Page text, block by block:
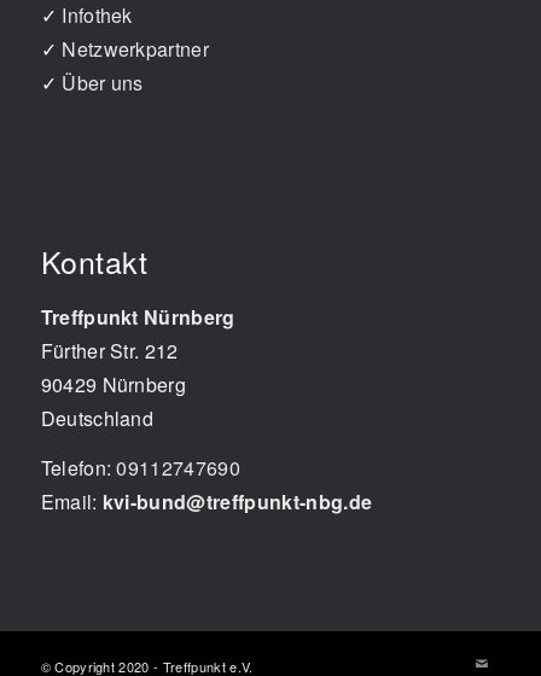
✓ Infothek
✓ Netzwerkpartner
✓ Über uns
Kontakt
Treffpunkt Nürnberg
Fürther Str. 212
90429 Nürnberg
Deutschland
Telefon:09112747690
Email: kvi-bund@treffpunkt-nbg.de
© Copyright 2020 - Treffpunkt e.V.